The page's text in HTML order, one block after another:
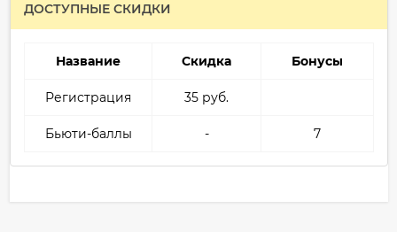
ДОСТУПНЫЕ СКИДКИ
Название Скидка Бонусы
Регистрация 35 руб.
Бьюти-баллы - 7